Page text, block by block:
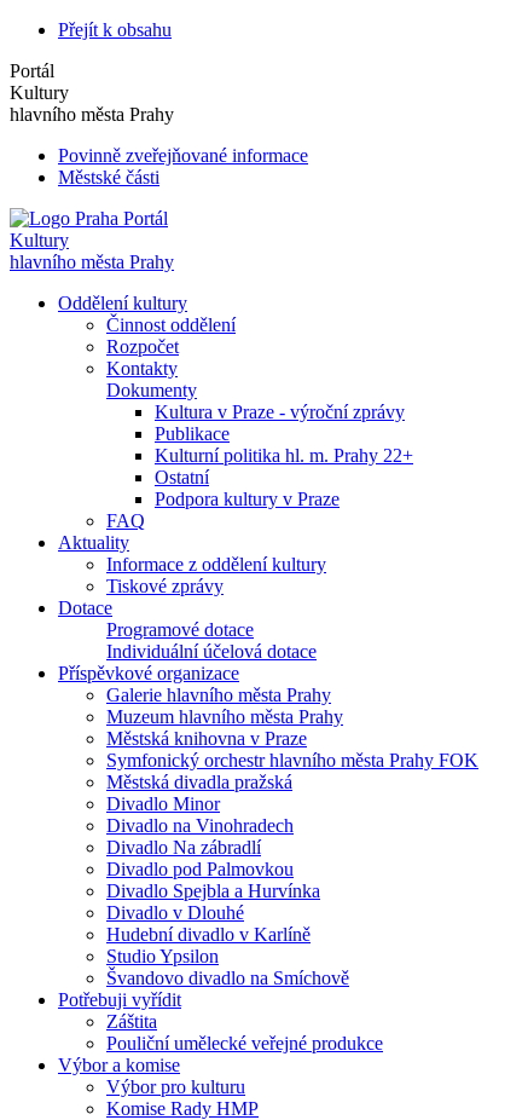
Přejít k obsahu
Portál
Kultury
hlavního města Prahy
Povinně zveřejňované informace
Městské části
Portál
Kultury
hlavního města Prahy
Oddělení kultury
Činnost oddělení
Rozpočet
Kontakty
Dokumenty
Kultura v Praze - výroční zprávy
Publikace
Kulturní politika hl. m. Prahy 22+
Ostatní
Podpora kultury v Praze
FAQ
Aktuality
Informace z oddělení kultury
Tiskové zprávy
Dotace
Programové dotace
Individuální účelová dotace
Příspěvkové organizace
Galerie hlavního města Prahy
Muzeum hlavního města Prahy
Městská knihovna v Praze
Symfonický orchestr hlavního města Prahy FOK
Městská divadla pražská
Divadlo Minor
Divadlo na Vinohradech
Divadlo Na zábradlí
Divadlo pod Palmovkou
Divadlo Spejbla a Hurvínka
Divadlo v Dlouhé
Hudební divadlo v Karlíně
Studio Ypsilon
Švandovo divadlo na Smíchově
Potřebuji vyřídit
Záštita
Pouliční umělecké veřejné produkce
Výbor a komise
Výbor pro kulturu
Komise Rady HMP